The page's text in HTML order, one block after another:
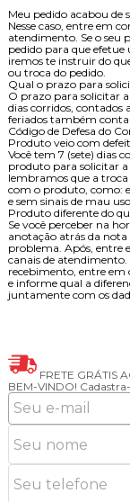
Meu pedido acabou de
Nesse caso, entre em
atendimento. Se o seu
pedido para que
iremos te instruir do
ou troca do pedido.
Qual o prazo para
O prazo para solicitar a
dias corridos, contados
feriados também
Código de Defesa do
Produto veio com
Você tem 7 (sete) dias
produto para solicitar
lembramos que a troca
com o produto, como:
e sem sinais de mau uso
Produto diferente do
Se você perceber na
anotação atrás da
problema. Após, entre
canais de atendimento.
recebimento, entre em
e informe qual a
juntamente com os
FRETE GRÁTIS
BEM-VINDO!